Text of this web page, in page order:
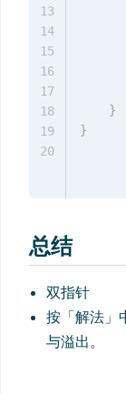
}
}
13
14
15
16
17
18
19
20
总结
双指针
按「解法」
与溢出。